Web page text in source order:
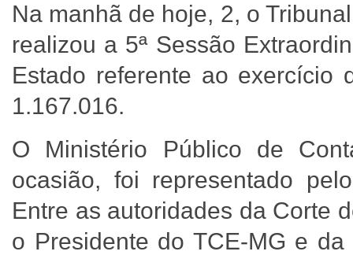
Na manhã de hoje, 2, o
realizou a 5ª Sessão
Estado referente ao exercício
1.167.016.
O Ministério Público de
ocasião, foi representado
Entre as autoridades da Corte
o Presidente do TCE-MG e